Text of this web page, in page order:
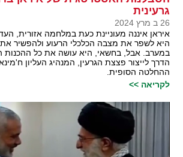
גרעינית
26 ב מרץ 2024
איראן איננה מעוניינת כעת במלחמה אזורית,
היא לשפר את מצבה הכלכלי הרעוע ולהפשיר
במערב. אבל, בחשאי, היא עושה את כל ההכנות
הדרך לייצור פצצת הגרעין, המנהיג העליון
ההחלטה הסופית.
לקריאה >>